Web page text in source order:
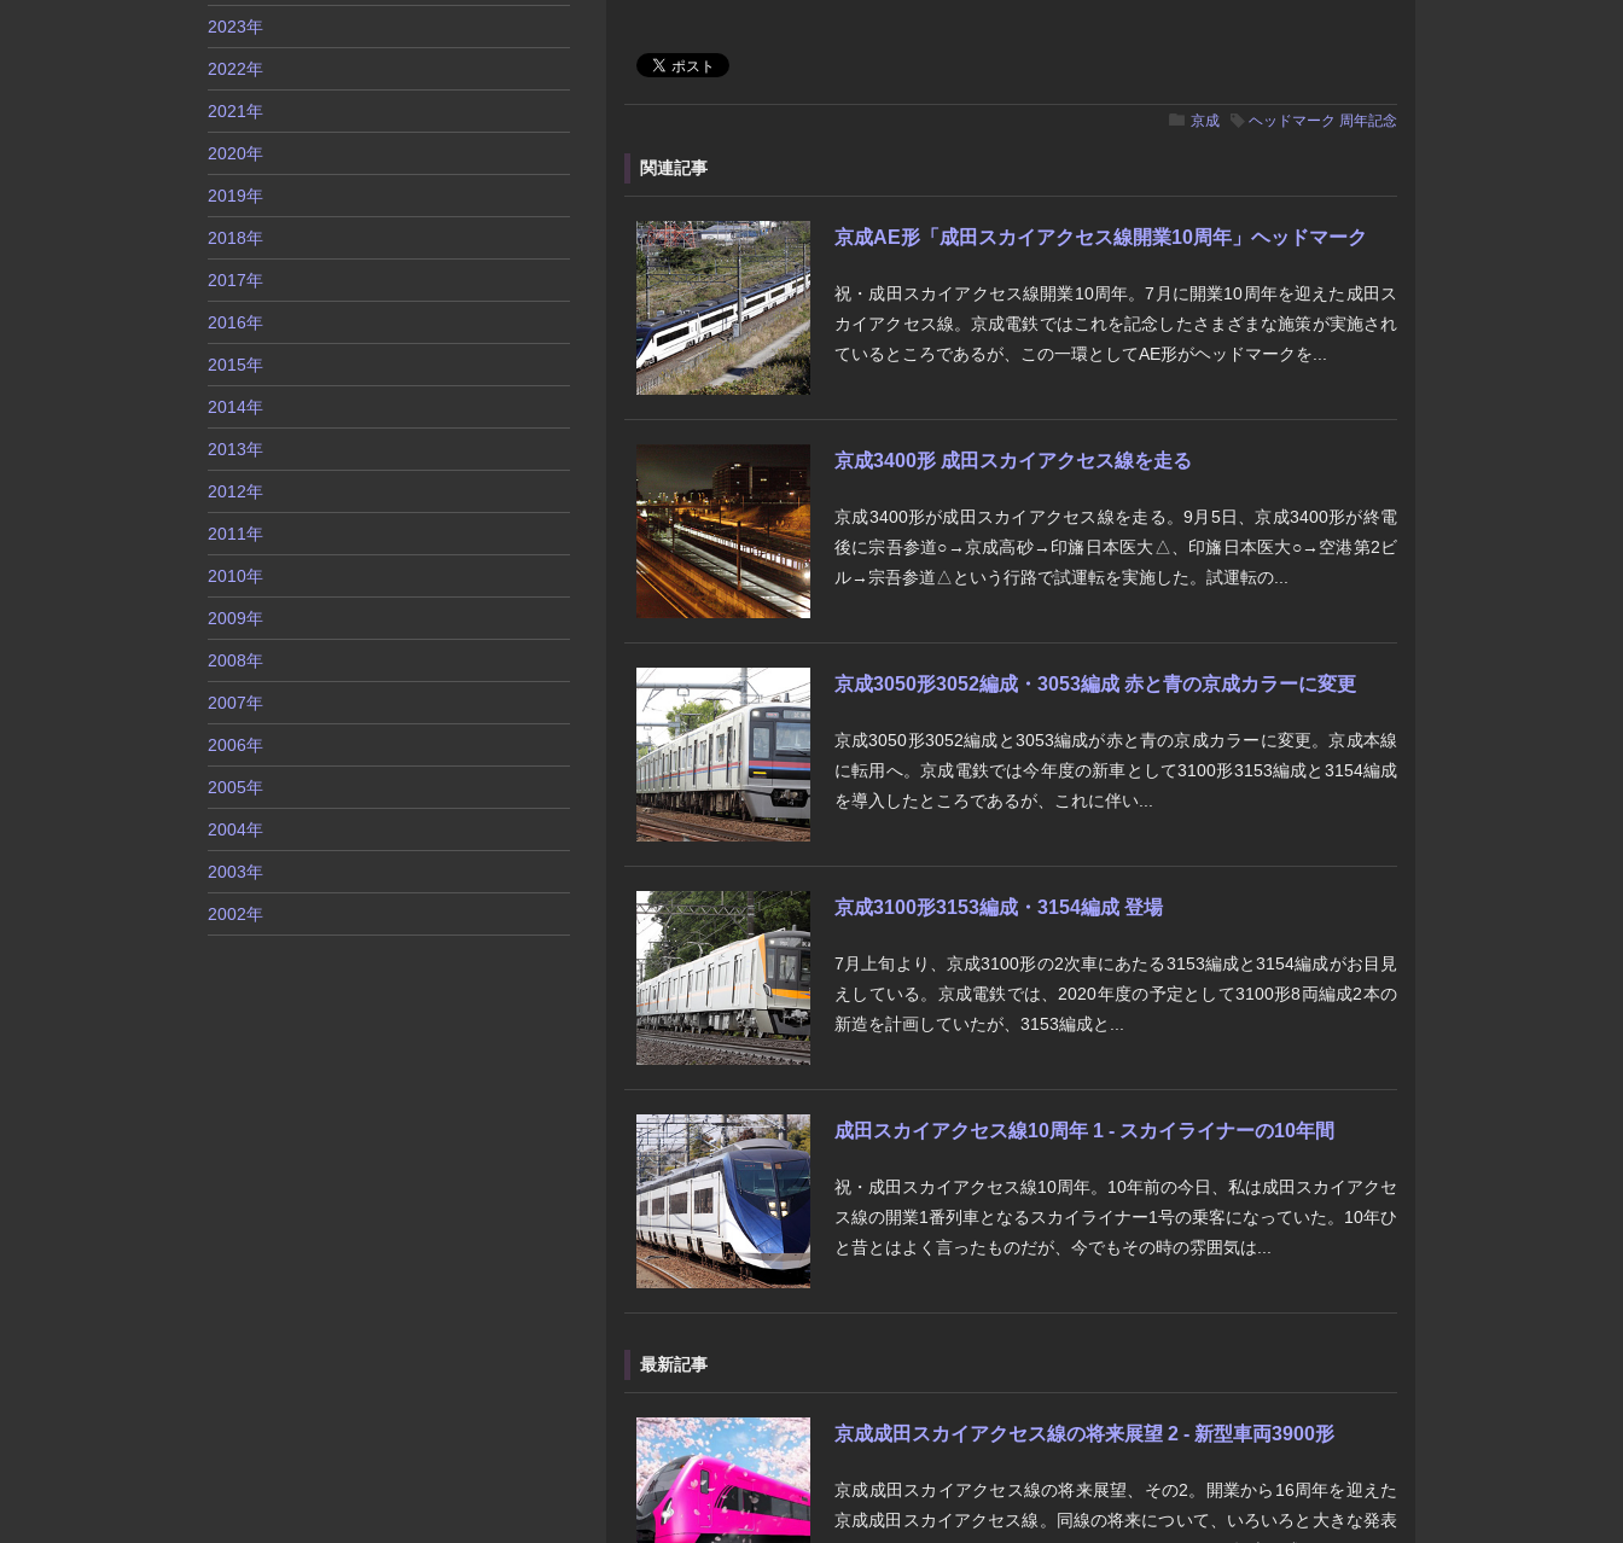
京成 ヘッドマーク 周年記念
関連記事
京成AE形「成田スカイアクセス線開業10周年」ヘッドマーク
祝・成田スカイアクセス線開業10周年。7月に開業10周年を迎えた成田ス
カイアクセス線。京成電鉄ではこれを記念したさまざまな施策が実施され
ているところであるが、この一環としてAE形がヘッドマークを...
京成3400形 成田スカイアクセス線を走る
京成3400形が成田スカイアクセス線を走る。9月5日、京成3400形が終電
後に宗吾参道○→京成高砂→印旛日本医大△、印旛日本医大○→空港第2ビ
ル→宗吾参道△という行路で試運転を実施した。試運転の...
京成3050形3052編成・3053編成 赤と青の京成カラーに変更
京成3050形3052編成と3053編成が赤と青の京成カラーに変更。京成本線
に転用へ。京成電鉄では今年度の新車として3100形3153編成と3154編成
を導入したところであるが、これに伴い...
京成3100形3153編成・3154編成 登場
7月上旬より、京成3100形の2次車にあたる3153編成と3154編成がお目見
えしている。京成電鉄では、2020年度の予定として3100形8両編成2本の
新造を計画していたが、3153編成と...
成田スカイアクセス線10周年 1 - スカイライナーの10年間
祝・成田スカイアクセス線10周年。10年前の今日、私は成田スカイアクセ
ス線の開業1番列車となるスカイライナー1号の乗客になっていた。10年ひ
と昔とはよく言ったものだが、今でもその時の雰囲気は...
最新記事
京成成田スカイアクセス線の将来展望 2 - 新型車両3900形
京成成田スカイアクセス線の将来展望、その2。開業から16周年を迎えた
京成成田スカイアクセス線。同線の将来について、いろいろと大きな発表
2023年
2022年
2021年
2020年
2019年
2018年
2017年
2016年
2015年
2014年
2013年
2012年
2011年
2010年
2009年
2008年
2007年
2006年
2005年
2004年
2003年
2002年